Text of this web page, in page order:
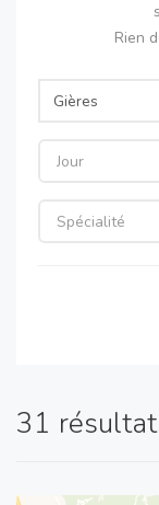
Rien
Jour
Spécialité
31